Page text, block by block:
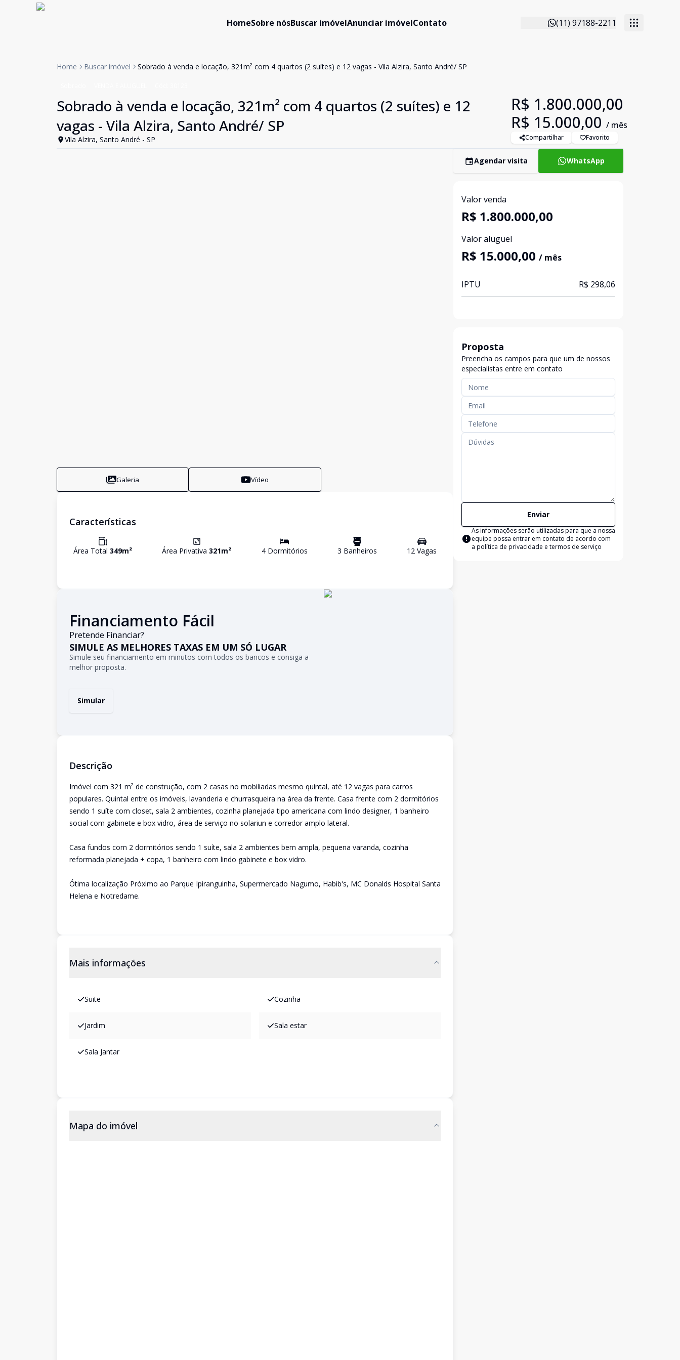
HomeSobre nósBuscar imóvelAnunciar imóvelContato (11) 97188-2211
Home Buscar imóvel Sobrado à venda e locação, 321m² com 4 quartos (2 suítes) e 12 vagas - Vila Alzira, Santo André/ SP
Sobrado à venda e locação, 321m² com 4 quartos (2 suítes) e 12
vagas - Vila Alzira, Santo André/ SP
Vila Alzira, Santo André - SP
R$ 1.800.000,00
R$ 15.000,00 / mês
Compartilhar Favorito
Galeria Vídeo
Características
Área Total 349m² Área Privativa321m² 4Dormitórios 3 Banheiros 12 Vagas
Financiamento Fácil
Pretende Financiar?
SIMULE AS MELHORES TAXAS EM UM SÓ LUGAR
Simule seu financiamento em minutos com todos os bancos e consiga a
melhor proposta.
Simular
Descrição
Imóvel com 321 m² de construção, com 2 casas no mobiliadas mesmo quintal, até 12 vagas para carros
populares. Quintal entre os imóveis, lavanderia e churrasqueira na área da frente. Casa frente com 2 dormitórios
sendo 1 suíte com closet, sala 2 ambientes, cozinha planejada tipo americana com lindo designer, 1 banheiro
social com gabinete e box vidro, área de serviço no solariun e corredor amplo lateral.
Casa fundos com 2 dormitórios sendo 1 suíte, sala 2 ambientes bem ampla, pequena varanda, cozinha
reformada planejada + copa, 1 banheiro com lindo gabinete e box vidro.
Ótima localização Próximo ao Parque Ipiranguinha, Supermercado Nagumo, Habib's, MC Donalds Hospital Santa
Helena e Notredame.
Mais informações
Suite Cozinha
Jardim Sala estar
Sala Jantar
Mapa do imóvel
Agendar visita WhatsApp
Valor venda
R$ 1.800.000,00
Valor aluguel
R$ 15.000,00 / mês
IPTU R$ 298,06
Proposta
Preencha os campos para que um de nossos
especialistas entre em contato
Enviar
As informações serão utilizadas para que a nossa
equipe possa entrar em contato de acordo com
a política de privacidade e termos de serviço